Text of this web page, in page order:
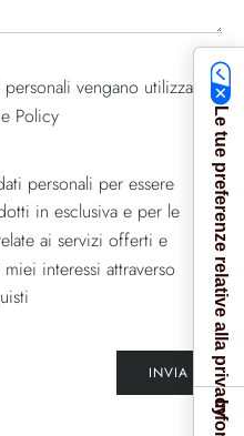
vengano utilizzati in
Policy
personali per essere
in esclusiva e per le
ai servizi offerti e
interessi attraverso
INVIA Le tue preferenze relative alla privacy